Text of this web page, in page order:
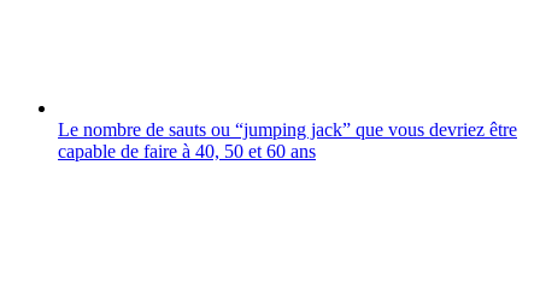
Le nombre de sauts ou “jumping jack” que vous devriez être
capable de faire à 40, 50 et 60 ans